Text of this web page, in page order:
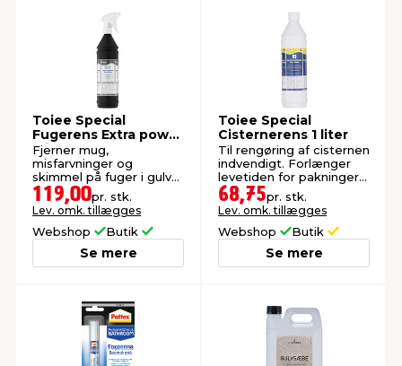
Toiee Special
Fugerens Extra power
1 liter
Fjerner mug,
misfarvninger og
skimmel på fuger i gulve,
på vægge og ved
vinduer.
119,00pr. stk.
Lev. omk. tillægges
Webshop Butik
Se mere
Toiee Special
Cisternerens 1 liter
Til rengøring af cisternen
indvendigt. Forlænger
levetiden for pakninger
og ventiler.
68,75pr. stk.
Lev. omk. tillægges
Webshop Butik
Se mere